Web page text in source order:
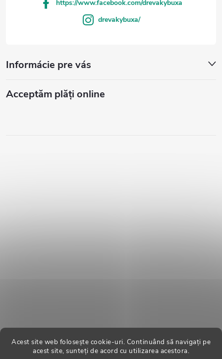
Acest site web folosește cookie-uri. Continuând să navigați pe
acest site, sunteți de acord cu utilizarea acestora.
https://www.facebook.com/drevakybuxa
drevakybuxa/
Informácie pre vás
Acceptăm plăţi online